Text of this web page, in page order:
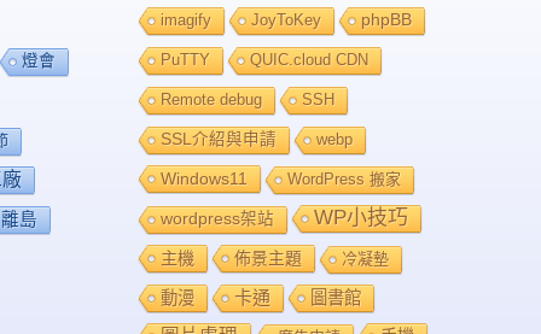
燈會
離島
imagify JoyToKey phpBB
PuTTY QUIC.cloud CDN
Remote debug SSH
SSL介紹與申請 webp
Windows11 WordPress 搬家
wordpress架站 WP小技巧
主機 佈景主題 冷凝墊
動漫 卡通 圖書館